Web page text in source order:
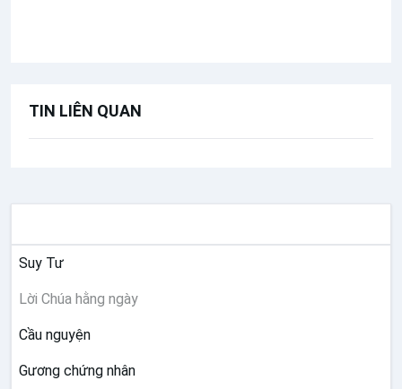
TIN LIÊN QUAN
Suy Tư
Lời Chúa hằng ngày
Cầu nguyện
Gương chứng nhân